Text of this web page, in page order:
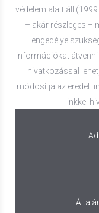
védelem alatt áll
– akár részleges –
engedélye
információkat
hivatkozással
módosítja az eredeti
linkkel